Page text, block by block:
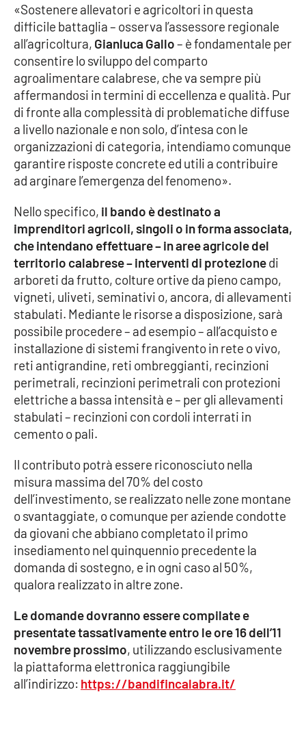
Società
Sport
RUBRICHE
Good Morning Vietnam
Parchi Marini Calabria
Imprese Di Calabria
Le perfidie di Antonella Grippo
Venti di comunicazione
STREAMING
LaC TV
LaC Network
LaC OnAir
EDIZIONI
LOCALI
Catanzaro
Crotone
Vibo Valentia
Reggio Calabria
Cosenza
«Sostenere allevatori e agricoltori in questa
difficile battaglia – osserva l’assessore regionale
all’agricoltura, Gianluca Gallo– è fondamentale per
consentire lo sviluppo del comparto
agroalimentare calabrese, che va sempre più
affermandosi in termini di eccellenza e qualità. Pur
di fronte alla complessità di problematiche diffuse
a livello nazionale e non solo, d’intesa con le
organizzazioni di categoria, intendiamo comunque
garantire risposte concrete ed utili a contribuire
ad arginare l’emergenza del fenomeno».
Nello specifico, il bando è destinato a
imprenditori agricoli, singoli o in forma associata,
che intendano effettuare – in aree agricole del
territorio calabrese – interventi di protezionedi
arboreti da frutto, colture ortive da pieno campo,
vigneti, uliveti, seminativi o, ancora, di allevamenti
stabulati. Mediante le risorse a disposizione, sarà
possibile procedere – ad esempio – all’acquisto e
installazione di sistemi frangivento in rete o vivo,
reti antigrandine, reti ombreggianti, recinzioni
perimetrali, recinzioni perimetrali con protezioni
elettriche a bassa intensità e – per gli allevamenti
stabulati – recinzioni con cordoli interrati in
cemento o pali.
Il contributo potrà essere riconosciuto nella
misura massima del 70% del costo
dell’investimento, se realizzato nelle zone montane
o svantaggiate, o comunque per aziende condotte
da giovani che abbiano completato il primo
insediamento nel quinquennio precedente la
domanda di sostegno, e in ogni caso al 50%,
qualora realizzato in altre zone.
Le domande dovranno essere compilate e
presentate tassativamente entro le ore 16 dell’11
novembre prossimo, utilizzando esclusivamente
la piattaforma elettronica raggiungibile
all’indirizzo: https://bandifincalabra.it/